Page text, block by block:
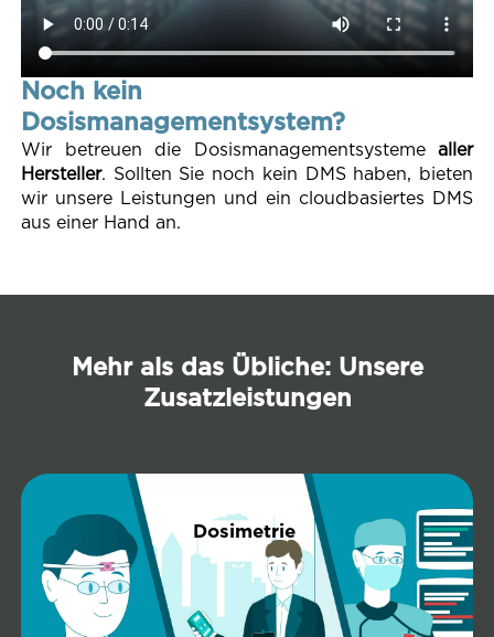
Noch kein
Dosismanagementsystem?
Wir be­treu­en die Dosismanagement­systeme aller
Her­stel­ler. Soll­ten Sie noch kein DMS haben, bie­ten
wir un­se­re Leis­tun­gen und ein cloud­ba­sier­tes DMS
aus einer Hand an.
Mehr als das Übliche: Unsere
Zusatzleistungen
Dosimetrie